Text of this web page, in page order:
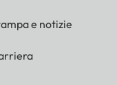
e notizie